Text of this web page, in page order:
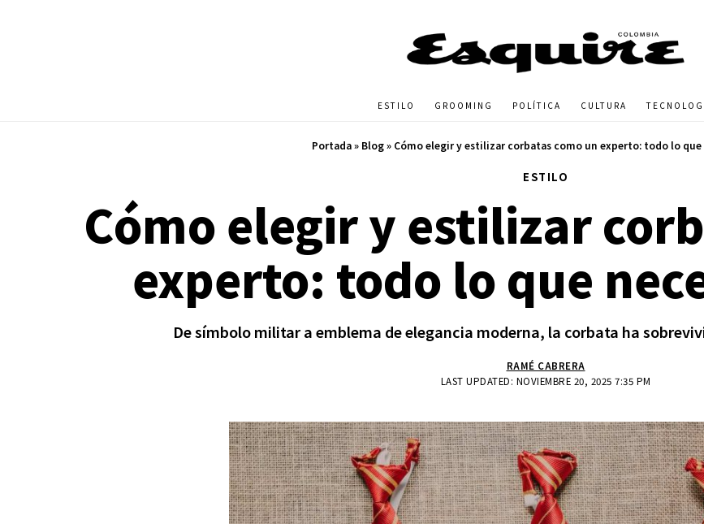
ESTILO GROOMING POLÍTICA CULTURA
Portada» Blog» Cómo elegir y estilizar corbatas como un experto: todo lo que
ESTILO
Cómo elegir y estilizar
experto: todo lo que
De símbolo militar a emblema de elegancia moderna, la corbata ha
LAST UPDATED: NOVIEMBRE 20, 2025 7:35 PM
RAMÉ CABRERA